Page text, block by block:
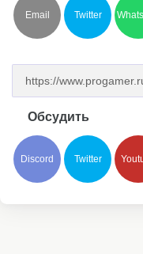
Email Twitter
Обсудить
Discord Twitter